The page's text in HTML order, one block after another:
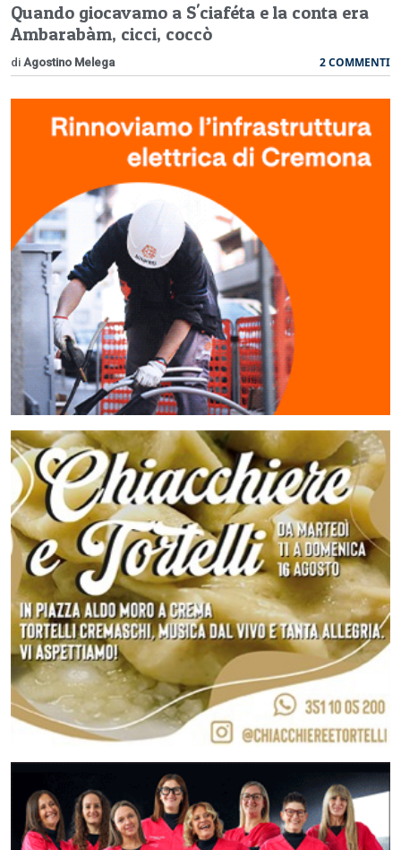
Quando giocavamo a S'ciaféta e la conta era
Ambarabàm, cicci, coccò
di Agostino Melega 2 COMMENTI